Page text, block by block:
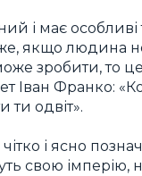
і має
якщо людина
зробити,
Франко:
одвіт».
і ясно
свою